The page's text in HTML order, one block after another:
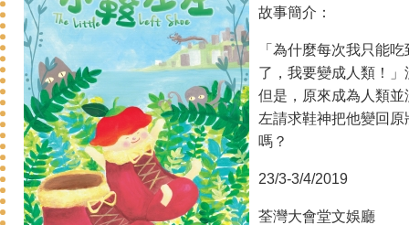
故事簡介：
「為什麼每次我只能
了，我要變成人類！
但是，原來成為人類
左請求鞋神把他變回
嗎？
23/3-3/4/2019
荃灣大會堂文娛廳